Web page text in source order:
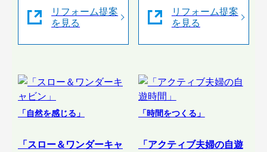
リフォーム提案
を見る
リフォーム提案
を見る
「自然を感じる」
「スロー＆ワンダーキャ
「時間をつくる」
「アクティブ夫婦の自遊